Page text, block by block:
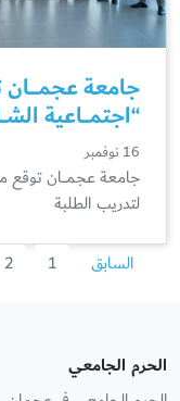
جامعة
“اجتمـــاعية
16 نوفمبر
جامعة عجمــــان توقع
لتدريب الطلبة
السابق 1
2
الحرم الجامعي